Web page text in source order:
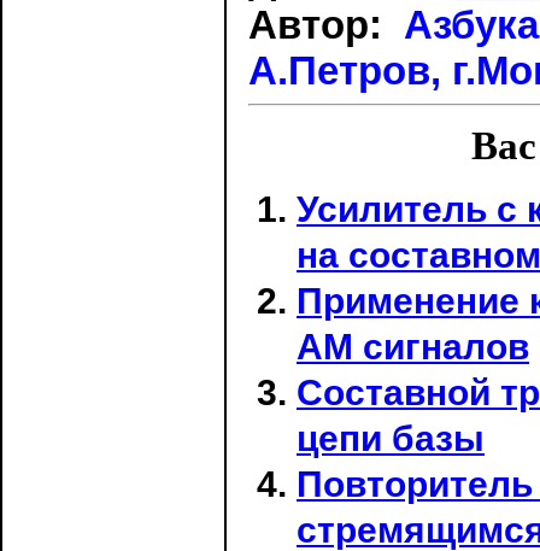
Автор:
А.Петров,
Усилитель с
на
Применение
АМ сигналов
Составной
цепи базы